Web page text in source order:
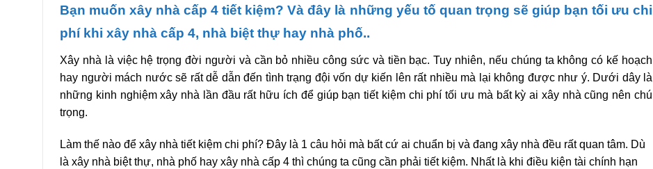
Bạn muốn xây nhà cấp 4 tiết kiệm? Và đây là những yếu tố quan trọng sẽ giúp bạn tối ưu chi
phí khi xây nhà cấp 4, nhà biệt thự hay nhà phố..
Xây nhà là việc hệ trọng đời người và cần bỏ nhiều công sức và tiền bạc. Tuy nhiên, nếu chúng ta không có kế hoạch
hay người mách nước sẽ rất dễ dẫn đến tình trạng đội vốn dự kiến lên rất nhiều mà lại không được như ý. Dưới dây là
những kinh nghiệm xây nhà lần đầu rất hữu ích để giúp bạn tiết kiệm chi phí tối ưu mà bất kỳ ai xây nhà cũng nên chú
trọng.
Làm thế nào để xây nhà tiết kiệm chi phí? Đây là 1 câu hỏi mà bất cứ ai chuẩn bị và đang xây nhà đều rất quan tâm. Dù
là xây nhà biệt thự, nhà phố hay xây nhà cấp 4 thì chúng ta cũng cần phải tiết kiệm. Nhất là khi điều kiện tài chính hạn